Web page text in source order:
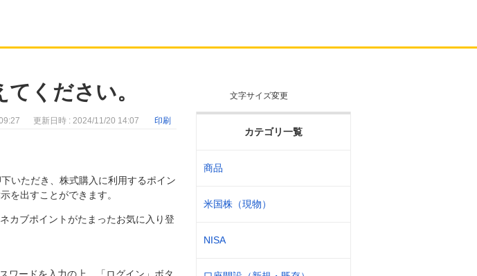
ください。 文字サイズ変更
カテゴリ一覧
商品
米国株（現物）
NISA
更新日時 : 2024/11/20 14:07 印刷
いただき、株式購入に利用するポイン
を出すことができます。
カブポイントがたまったお気に入り登
ワードを入力の上、「ログイン」ボタ